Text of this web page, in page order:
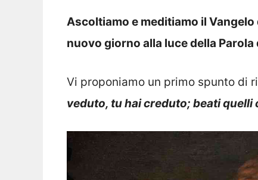
Ascoltiamo e meditiamo il
nuovo giorno alla luce della Parola
Vi proponiamo un primo spunto di
veduto, tu hai creduto; beati quelli